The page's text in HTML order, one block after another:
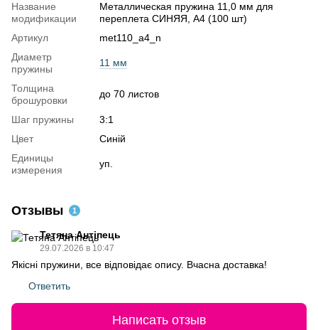
Название
модификации
Металлическая пружина 11,0 мм для
переплета СИНЯЯ, А4 (100 шт)
Артикул
met110_a4_n
Диаметр
пружины
11 мм
Толщина
брошуровки
до 70 листов
Шаг пружины
3:1
Цвет
Синій
Единицы
измерения
уп.
Отзывы 1
Тетяна Антіпець
29.07.2026 в 10:47
Якісні пружини, все відповідає опису. Вчасна доставка!
Ответить
Написать отзыв